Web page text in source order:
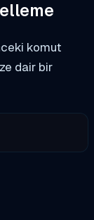
komut
dair bir